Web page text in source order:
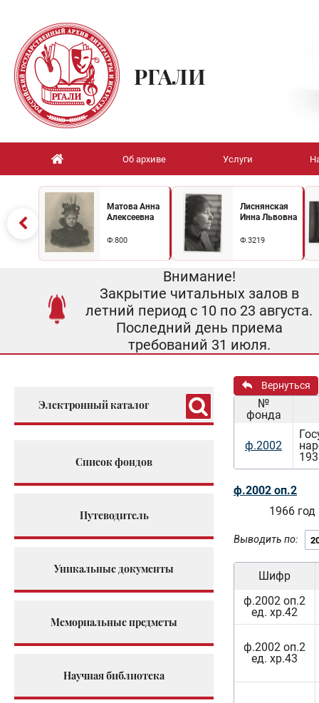
РГАЛИ
Об архиве Услуги
Матова Анна
Алексеевна
Ф.800
Лиснянская
Инна Львовна
Ф.3219
Внимание!
Закрытие читальных залов в
летний период с 10 по 23 августа.
Последний день приема
требований 31 июля.
Электронный каталог
Список фондов
Путеводитель
Уникальные документы
Мемориальные предметы
Научная библиотека
Вернуться
№
фонда
ф.2002
ф.2002 оп.2
1966 год
Выводить по:
Шифр
ф.2002 оп.2
ед. хр.42
ф.2002 оп.2
ед. хр.43